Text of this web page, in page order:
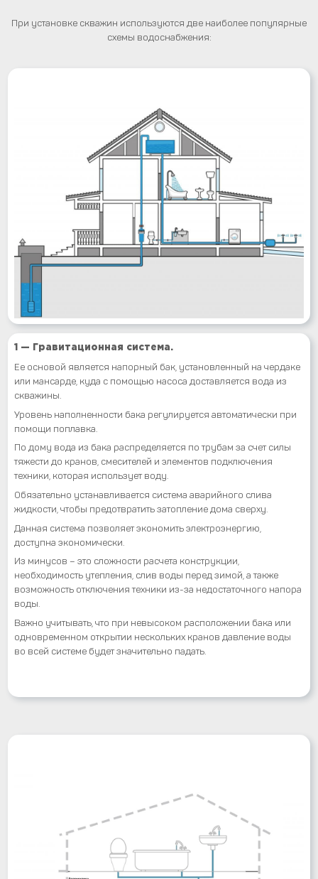
При установке скважин используются две наиболее популярные
схемы водоснабжения:
1 — Гравитационная система.
Ее основой является напорный бак, установленный на чердаке
или мансарде, куда с помощью насоса доставляется вода из
скважины.
Уровень наполненности бака регулируется автоматически при
помощи поплавка.
По дому вода из бака распределяется по трубам за счет силы
тяжести до кранов, смесителей и элементов подключения
техники, которая использует воду.
Обязательно устанавливается система аварийного слива
жидкости, чтобы предотвратить затопление дома сверху.
Данная система позволяет экономить электроэнергию,
доступна экономически.
Из минусов – это сложности расчета конструкции,
необходимость утепления, слив воды перед зимой, а также
возможность отключения техники из-за недостаточного напора
воды.
Важно учитывать, что при невысоком расположении бака или
одновременном открытии нескольких кранов давление воды
во всей системе будет значительно падать.